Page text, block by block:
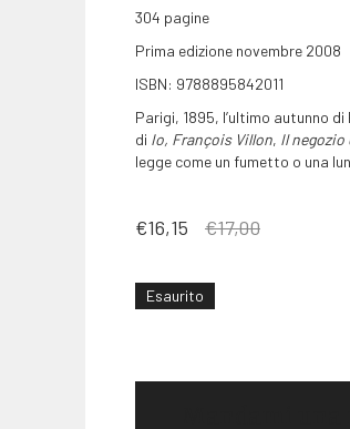
304 pagine
Prima edizione novembre 2008
ISBN: 9788895842011
Parigi, 1895, l’ultimo autunno
di Io, François Villon, Il
legge come un fumetto o una
€17,00Il
€16,15
Il
Esaurito